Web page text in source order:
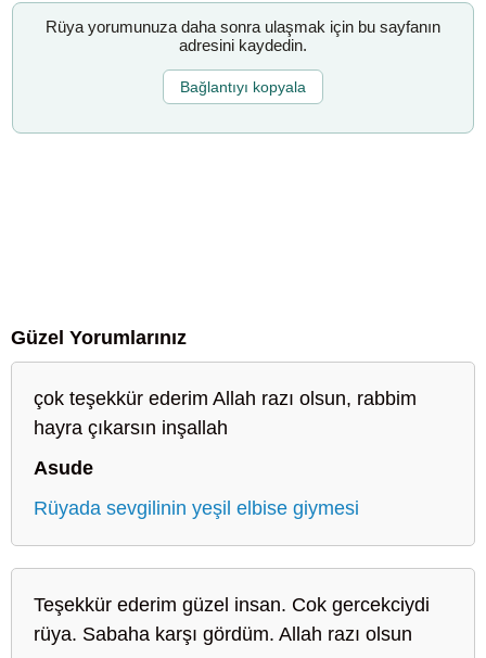
Rüya yorumunuza daha sonra ulaşmak için bu sayfanın
adresini kaydedin.
Bağlantıyı kopyala
Güzel Yorumlarınız
çok teşekkür ederim Allah razı olsun, rabbim
hayra çıkarsın inşallah
Asude
Rüyada sevgilinin yeşil elbise giymesi
Teşekkür ederim güzel insan. Cok gercekciydi
rüya. Sabaha karşı gördüm. Allah razı olsun